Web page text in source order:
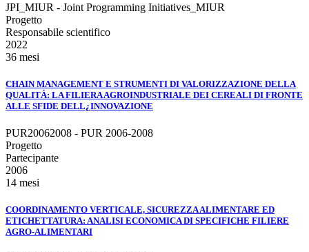
JPI_MIUR - Joint Programming Initiatives_MIUR
Progetto
Responsabile scientifico
2022
36 mesi
CHAIN MANAGEMENT E STRUMENTI DI VALORIZZAZIONE DELLA
QUALITÀ: LA FILIERA AGROINDUSTRIALE DEI CEREALI DI FRONTE
ALLE SFIDE DELL¿INNOVAZIONE
PUR20062008 - PUR 2006-2008
Progetto
Partecipante
2006
14 mesi
COORDINAMENTO VERTICALE, SICUREZZA ALIMENTARE ED
ETICHETTATURA: ANALISI ECONOMICA DI SPECIFICHE FILIERE
AGRO-ALIMENTARI